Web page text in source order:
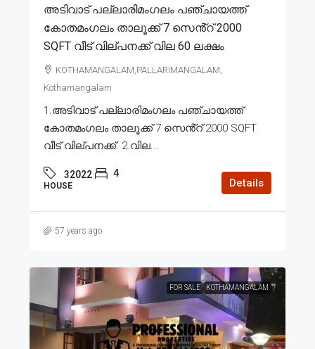
അടിവാട് പല്ലാരിമംഗലം പഞ്ചായത്ത്
കോതമംഗലം താലൂക്ക് 7 സെൻ്റ് 2000
SQFT വീട് വില്പനക്ക് വില 60 ലക്ഷം
KOTHAMANGALAM,PALLARIMANGALAM,
Kothamangalam
1.അടിവാട് പല്ലാരിമംഗലം പഞ്ചായത്ത്
കോതമംഗലം താലൂക്ക് 7 സെൻ്റ് 2000 SQFT
വീട് വില്പനക്ക്. 2.വില...
32022 4
HOUSE Details
57 years ago
FOR SALE KOTHAMANGALAM